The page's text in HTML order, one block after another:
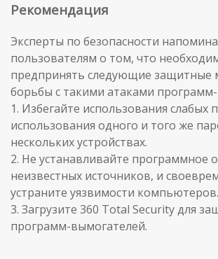
Рекомендация
Эксперты по безопасности
пользователям о том, что
предпринять следующие защитные
борьбы с такими атаками
1. Избегайте использования слабых
использования одного и того же
нескольких устройствах.
2. Не устанавливайте программное
неизвестных источников, и
устраните уязвимости компьютеров.
3. Загрузите 360 Total Security для
программ-вымогателей.